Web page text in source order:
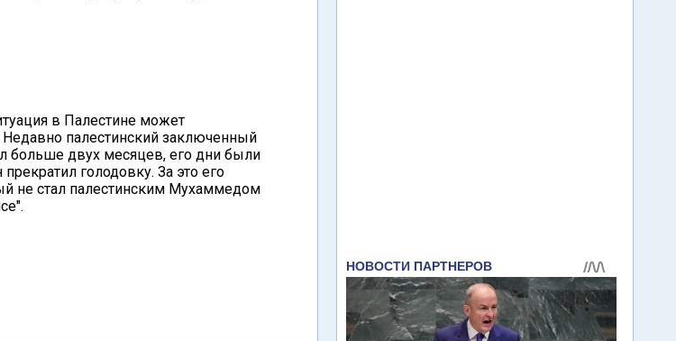
в Палестине может
палестинский заключенный
больше двух месяцев, его дни были
голодовку. За это его
не стал палестинским Мухаммедом